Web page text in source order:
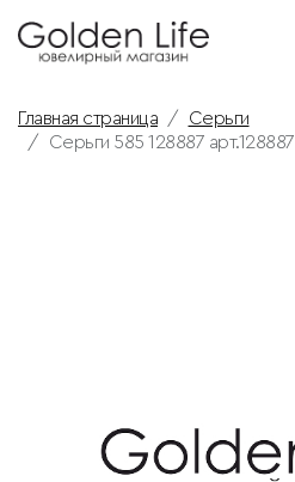
Главная страница
Серьги
Серьги 585 128887 арт.128887